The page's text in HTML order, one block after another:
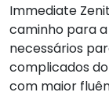
Immediate
caminho para a
necessários
complicados
com maior